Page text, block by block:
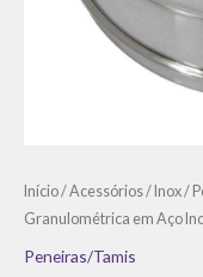
Início/Acessórios/ Inox/
Granulométrica em Aço
Peneiras/Tamis